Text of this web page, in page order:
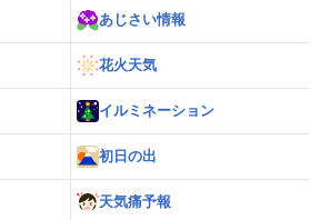
あじさい情報
花火天気
イルミネーション
初日の出
天気痛予報